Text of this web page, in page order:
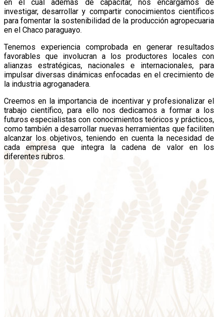
en el cual además de capacitar, nos encargamos de
investigar, desarrollar y compartir conocimientos científicos
para fomentar la sostenibilidad de la producción agropecuaria
en el Chaco paraguayo.
Tenemos experiencia comprobada en generar resultados
favorables que involucran a los productores locales con
alianzas estratégicas, nacionales e internacionales, para
impulsar diversas dinámicas enfocadas en el crecimiento de
la industria agroganadera.
Creemos en la importancia de incentivar y profesionalizar el
trabajo científico, para ello nos dedicamos a formar a los
futuros especialistas con conocimientos teóricos y prácticos,
como también a desarrollar nuevas herramientas que faciliten
alcanzar los objetivos, teniendo en cuenta la necesidad de
cada empresa que integra la cadena de valor en los
diferentes rubros.